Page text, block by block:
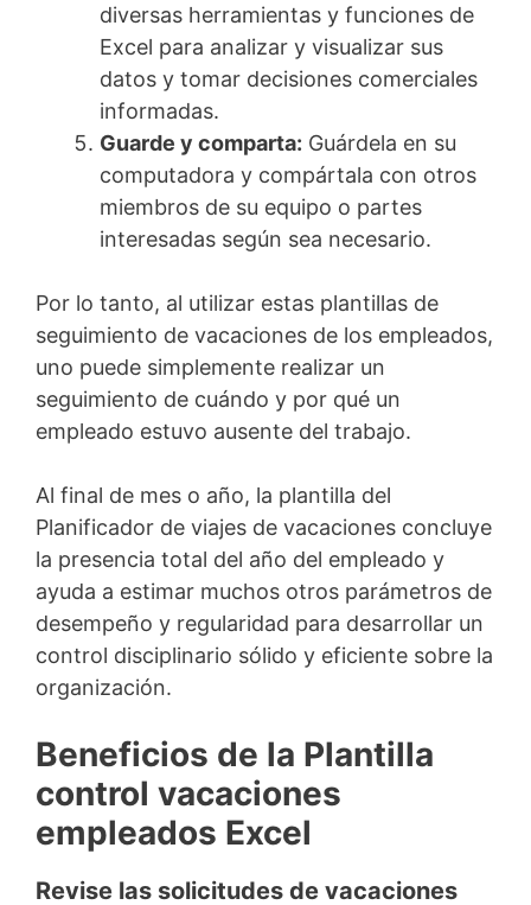
diversas herramientas y funciones de
Excel para analizar y visualizar sus
datos y tomar decisiones comerciales
informadas.
Guarde y comparta: Guárdela en su
computadora y compártala con otros
miembros de su equipo o partes
interesadas según sea necesario.
Por lo tanto, al utilizar estas plantillas de
seguimiento de vacaciones de los empleados,
uno puede simplemente realizar un
seguimiento de cuándo y por qué un
empleado estuvo ausente del trabajo.
Al final de mes o año, la plantilla del
Planificador de viajes de vacaciones concluye
la presencia total del año del empleado y
ayuda a estimar muchos otros parámetros de
desempeño y regularidad para desarrollar un
control disciplinario sólido y eficiente sobre la
organización.
Beneficios de la Plantilla
control vacaciones
empleados Excel
Revise las solicitudes de vacaciones